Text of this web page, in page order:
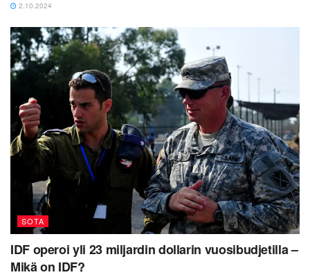
2.10.2024
SOTA
IDF operoi yli 23 miljardin dollarin vuosibudjetilla –
Mikä on IDF?